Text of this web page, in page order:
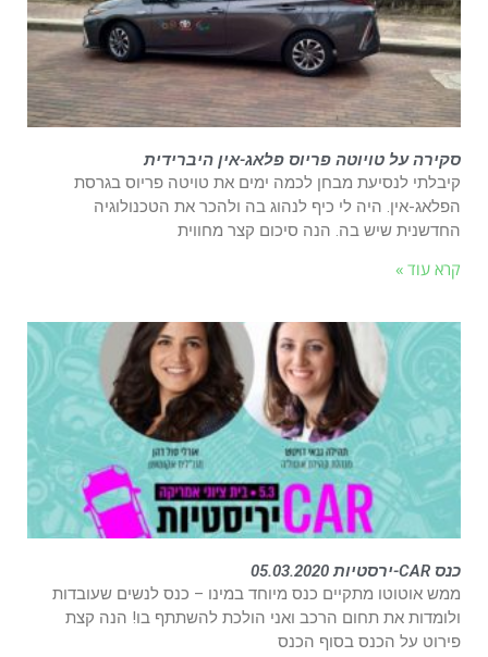
סקירה על טויוטה פריוס פלאג-אין היברידית
קיבלתי לנסיעת מבחן לכמה ימים את טויטה פריוס בגרסת
הפלאג-אין. היה לי כיף לנהוג בה ולהכר את הטכנולוגיה
החדשנית שיש בה. הנה סיכום קצר מחווית
קרא עוד »
כנס CAR-ירסטיות 05.03.2020
ממש אוטוטו מתקיים כנס מיוחד במינו – כנס לנשים שעובדות
ולומדות את תחום הרכב ואני הולכת להשתתף בו! הנה קצת
פירוט על הכנס בסוף הכנס